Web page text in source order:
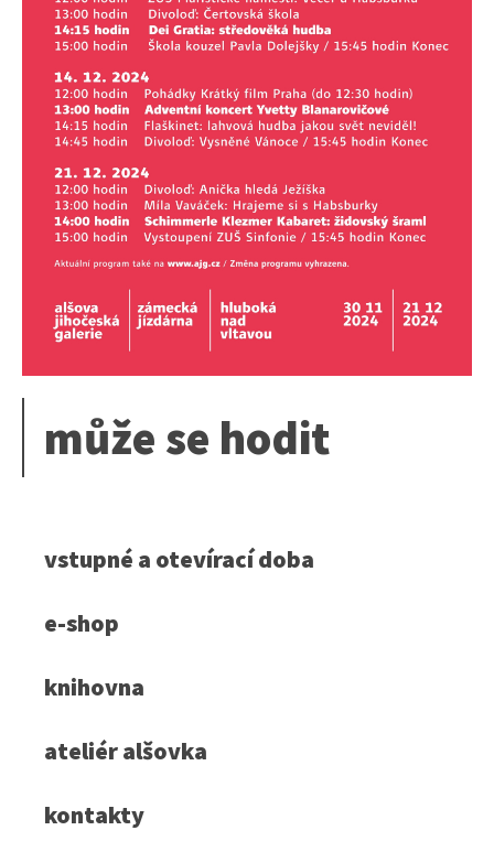
může se hodit
vstupné a otevírací doba
e-shop
knihovna
ateliér alšovka
kontakty